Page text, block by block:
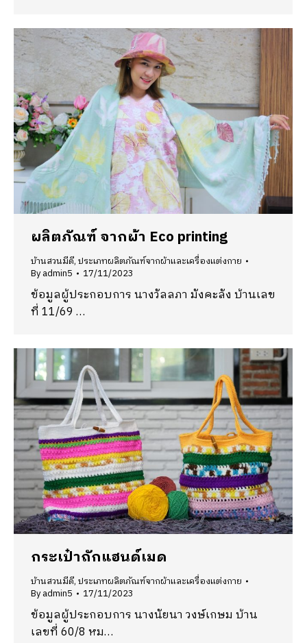
ผลิตภัณฑ์ จากผ้า Eco printing
บ้านสวนมีดี,ประเภทผลิตภัณฑ์จากผ้าและเครื่องแต่งกาย
Byadmin5 17/11/2023
ข้อมูลผู้ประกอบการ นางวัลลภา มังคะลัง บ้านเลข
ที่ 11/69 …
กระเป๋าถักแฮนด์เมด
บ้านสวนมีดี,ประเภทผลิตภัณฑ์จากผ้าและเครื่องแต่งกาย
Byadmin5 17/11/2023
ข้อมูลผู้ประกอบการ นางนัยนา วงษ์เกษม บ้าน
เลขที่ 60/8 หม…